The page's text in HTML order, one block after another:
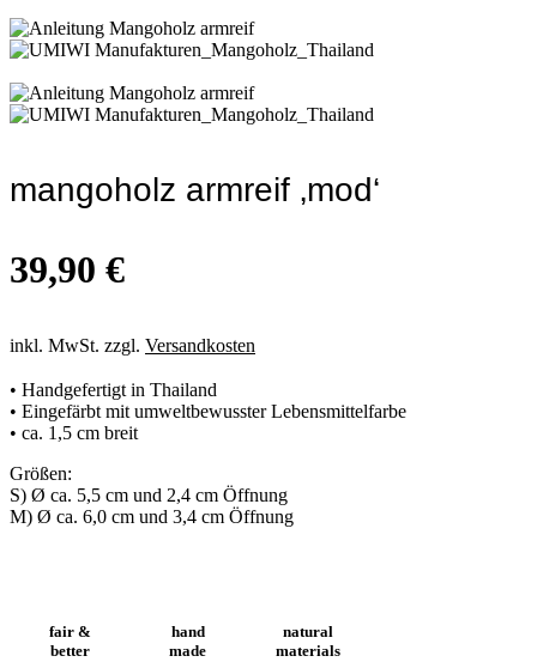
mangoholz armreif ‚mod‘
39,90 €
inkl. MwSt. zzgl. Versandkosten
• Handgefertigt in Thailand
• Eingefärbt mit umweltbewusster Lebensmittelfarbe
• ca. 1,5 cm breit
Größen:
S) Ø ca. 5,5 cm und 2,4 cm Öffnung
M) Ø ca. 6,0 cm und 3,4 cm Öffnung
fair &
better
hand
made
natural
materials